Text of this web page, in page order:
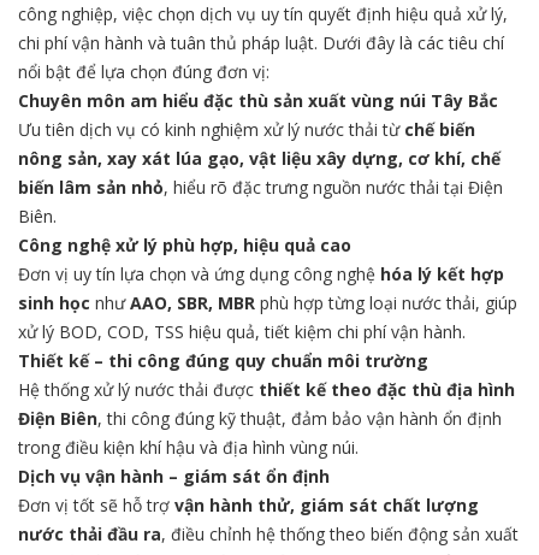
công nghiệp, việc chọn dịch vụ uy tín quyết định hiệu quả xử lý,
chi phí vận hành và tuân thủ pháp luật. Dưới đây là các tiêu chí
nổi bật để lựa chọn đúng đơn vị:
Chuyên môn am hiểu đặc thù sản xuất vùng núi Tây Bắc
Ưu tiên dịch vụ có kinh nghiệm xử lý nước thải từ chế biến
nông sản, xay xát lúa gạo, vật liệu xây dựng, cơ khí, chế
biến lâm sản nhỏ, hiểu rõ đặc trưng nguồn nước thải tại Điện
Biên.
Công nghệ xử lý phù hợp, hiệu quả cao
Đơn vị uy tín lựa chọn và ứng dụng công nghệ hóa lý kết hợp
sinh học nhưAAO, SBR, MBR phù hợp từng loại nước thải, giúp
xử lý BOD, COD, TSS hiệu quả, tiết kiệm chi phí vận hành.
Thiết kế – thi công đúng quy chuẩn môi trường
Hệ thống xử lý nước thải được thiết kế theo đặc thù địa hình
Điện Biên, thi công đúng kỹ thuật, đảm bảo vận hành ổn định
trong điều kiện khí hậu và địa hình vùng núi.
Dịch vụ vận hành – giám sát ổn định
Đơn vị tốt sẽ hỗ trợ vận hành thử, giám sát chất lượng
nước thải đầu ra, điều chỉnh hệ thống theo biến động sản xuất